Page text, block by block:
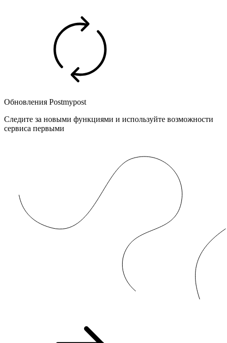
Обновления Postmypost
Следите за новыми функциями и используйте возможности
сервиса первыми